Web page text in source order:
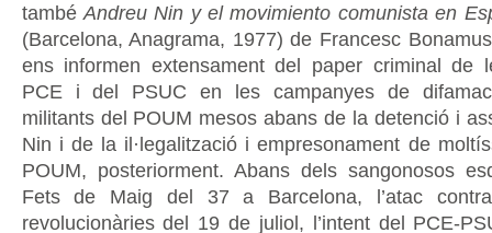
també Andreu Nin y el movimiento comunista en
(Barcelona, Anagrama, 1977) de Francesc
ens informen extensament del paper criminal de
PCE i del PSUC en les campanyes de
militants del POUM mesos abans de la detenció i
Nin i de la il·legalització i empresonament de
POUM, posteriorment. Abans dels sangonosos
Fets de Maig del 37 a Barcelona, l’atac
revolucionàries del 19 de juliol, l’intent del PCE-